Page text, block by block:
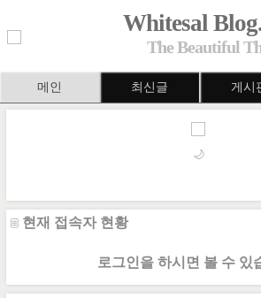
Whitesal
The Beautiful
메인 최신글 게시
🌙
현재 접속자 현황
로그인을 하시면 볼 수 있